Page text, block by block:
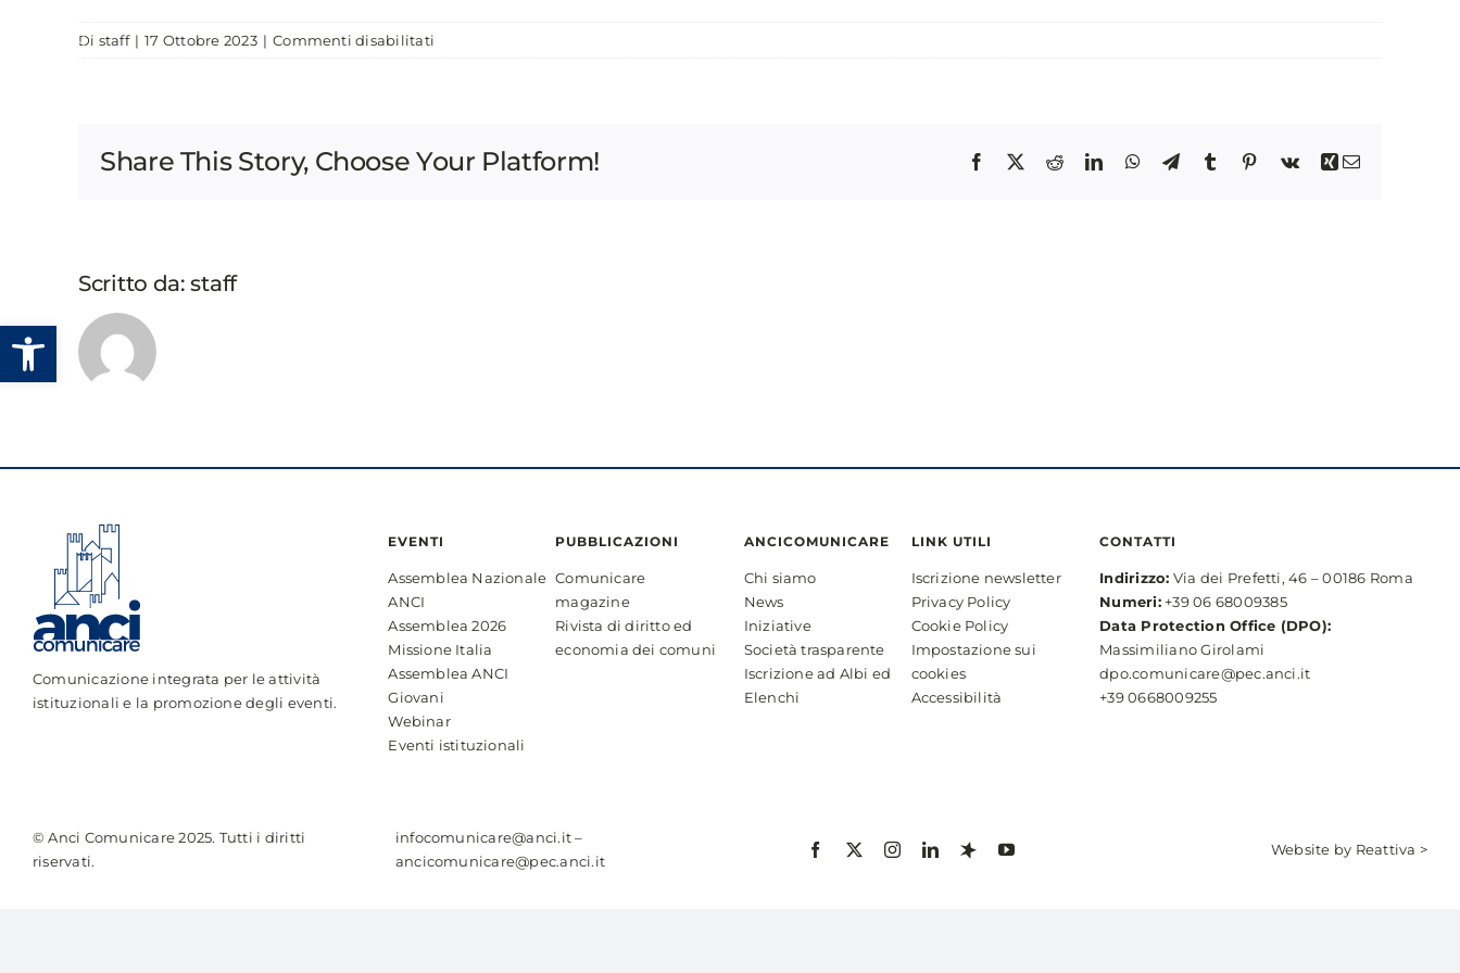
Apri la barra degli strumenti
Di staff | 17 Ottobre 2023 | Commenti disabilitati
Share This Story, Choose Your Platform! Facebook RedditLinkedInWhatsApp
TelegramTumblr Pinterest
Vk Xing Email
Scritto da:staff
Comunicazione integrata per le attività
istituzionali e la promozione degli eventi.
EVENTI
Assemblea Nazionale
ANCI
Assemblea 2026
Missione Italia
Assemblea ANCI
Giovani
Webinar
Eventi istituzionali
PUBBLICAZIONI
Comunicare
magazine
Rivista di diritto ed
economia dei comuni
ANCICOMUNICARE
Chi siamo
News
Iniziative
Società trasparente
Iscrizione ad Albi ed
Elenchi
LINK UTILI
Iscrizione newsletter
Privacy Policy
Cookie Policy
Impostazione sui
cookies
Accessibilità
CONTATTI
Indirizzo: Via dei Prefetti, 46 – 00186 Roma
Numeri:+39 06 68009385
Data Protection Office (DPO):
Massimiliano Girolami
dpo.comunicare@pec.anci.it
+39 0668009255
© Anci Comunicare 2025. Tutti i diritti
riservati.
infocomunicare@anci.it–
ancicomunicare@pec.anci.it
Website by Reattiva >